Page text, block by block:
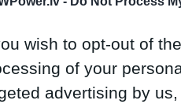
wish to opt-out of
of your
advertising by